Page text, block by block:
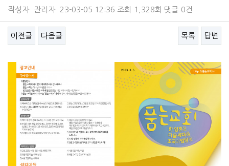
작성자 관리자 23-03-05 12:36 조회 1,328회 댓글 0건
이전글 다음글 목록 답변
본문